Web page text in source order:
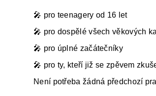
🎤 pro teenagery od 16 let
🎤 pro dospělé všech věkových
🎤 pro úplné začátečníky
🎤 pro ty, kteří již se zpěvem
Není potřeba žádná předchozí